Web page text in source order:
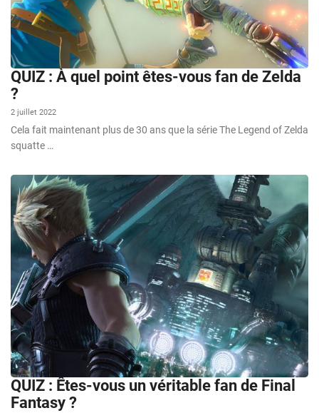
QUIZ : À quel point êtes-vous fan de Zelda
?
2 juillet 2022
Cela fait maintenant plus de 30 ans que la série The Legend of Zelda
squatte …
QUIZ : Êtes-vous un véritable fan de Final
Fantasy ?